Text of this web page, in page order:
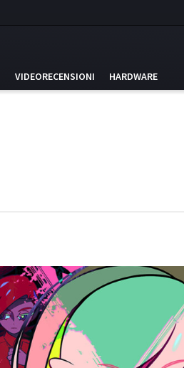
VIDEORECENSIONI HARDWARE